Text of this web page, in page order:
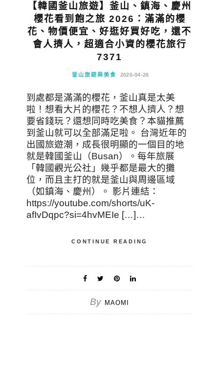
【韓國釜山旅遊】釜山、鎮海、慶州
櫻花看到飽之旅 2026：滿滿的櫻
花、物價便宜、好逛好買好吃，還不
會人擠人，超適合小資的櫻花旅行
7371
釜山旅遊與美食 2026-04-26
到處都是滿滿的櫻花，釜山真是太美
啦！想看大片的櫻花？不想人擠人？想
要省錢玩？還想同時吃美食？本貓推薦
到釜山就可以全部滿足啦。 台灣近年的
出國旅遊潮，成長很明顯的一個目的地
就是韓國釜山（Busan）。每年旅展
「韓國觀光公社」幾乎都是最大的攤
位，而且主打的就是釜山與周邊區域
（如鎮海、慶州）。 影片連結：
https://youtube.com/shorts/uK-
afIvDqpc?si=4hvMEIe […]…
CONTINUE READING
By MAOMI